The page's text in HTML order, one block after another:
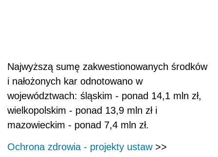
Najwyższą sumę zakwestionowanych środków
i nałożonych kar odnotowano w
województwach: śląskim - ponad 14,1 mln zł,
wielkopolskim - ponad 13,9 mln zł i
mazowieckim - ponad 7,4 mln zł.
Ochrona zdrowia - projekty ustaw>>